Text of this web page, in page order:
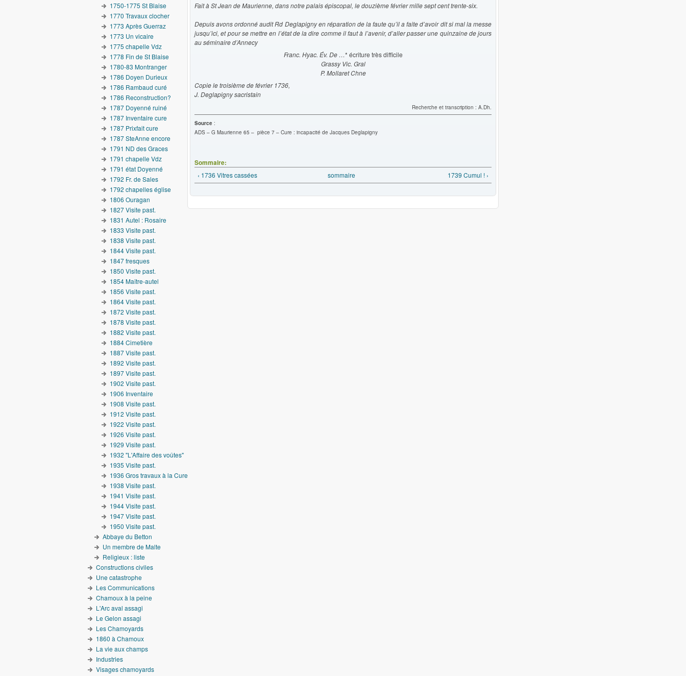
Fait à St Jean de Maurienne, dans notre palais épiscopal, le douzième février mille sept cent trente-six.
Depuis avons ordonné audit Rd Deglapigny en réparation de la faute qu’il a faite d’avoir dit si mal la messe
jusqu’ici, et pour se mettre en l’état de la dire comme il faut à l’avenir, d’aller passer une quinzaine de jours
au séminaire d’Annecy
Franc. Hyac. Év. De …* écriture très difficile
Grassy Vic. Gral
P. Mollaret Chne
Copie le troisième de février 1736,
J. Deglapigny sacristain
Recherche et transcription : A.Dh.
Source :
ADS – G Maurienne 65 – pièce 7 – Cure : incapacité de Jacques Deglapigny
Sommaire:
‹ 1736 Vitres cassées sommaire 1739 Cumul ! ›
1750-1775 St Blaise
1770 Travaux clocher
1773 Après Guerraz
1773 Un vicaire
1775 chapelle Vdz
1778 Fin de St Blaise
1780-83 Montranger
1786 Doyen Durieux
1786 Rambaud curé
1786 Reconstruction?
1787 Doyenné ruiné
1787 Inventaire cure
1787 Prixfait cure
1787 SteAnne encore
1791 ND des Graces
1791 chapelle Vdz
1791 état Doyenné
1792 Fr. de Sales
1792 chapelles église
1806 Ouragan
1827 Visite past.
1831 Autel : Rosaire
1833 Visite past.
1838 Visite past.
1844 Visite past.
1847 fresques
1850 Visite past.
1854 Maître-autel
1856 Visite past.
1864 Visite past.
1872 Visite past.
1878 Visite past.
1882 Visite past.
1884 Cimetière
1887 Visite past.
1892 Visite past.
1897 Visite past.
1902 Visite past.
1906 Inventaire
1908 Visite past.
1912 Visite past.
1922 Visite past.
1926 Visite past.
1929 Visite past.
1932 "L'Affaire des voûtes"
1935 Visite past.
1936 Gros travaux à la Cure
1938 Visite past.
1941 Visite past.
1944 Visite past.
1947 Visite past.
1950 Visite past.
Abbaye du Betton
Un membre de Malte
Religieux : liste
Constructions civiles
Une catastrophe
Les Communications
Chamoux à la peine
L'Arc aval assagi
Le Gelon assagi
Les Chamoyards
1860 à Chamoux
La vie aux champs
Industries
Visages chamoyards